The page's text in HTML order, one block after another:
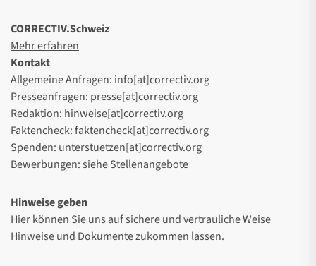
CORRECTIV.Schweiz
Mehr erfahren
Kontakt
Allgemeine Anfragen: info[at]correctiv.org
Presseanfragen: presse[at]correctiv.org
Redaktion: hinweise[at]correctiv.org
Faktencheck: faktencheck[at]correctiv.org
Spenden: unterstuetzen[at]correctiv.org
Bewerbungen: sieheStellenangebote
Hinweise geben
Hierkönnen Sie uns auf sichere und vertrauliche Weise
Hinweise und Dokumente zukommen lassen.